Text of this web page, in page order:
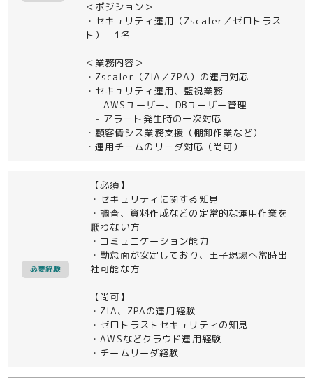
＜ポジション＞
・セキュリティ運用（Zscaler／ゼロトラス
ト） 1名
＜業務内容＞
・Zscaler（ZIA／ZPA）の運用対応
・セキュリティ運用、監視業務
- AWSユーザー、DBユーザー管理
- アラート発生時の一次対応
・顧客情シス業務支援（棚卸作業など）
・運用チームのリーダ対応（尚可）
必要経験
【必須】
・セキュリティに関する知見
・調査、資料作成などの定常的な運用作業を
厭わない方
・コミュニケーション能力
・勤怠面が安定しており、王子現場へ常時出
社可能な方
【尚可】
・ZIA、ZPAの運用経験
・ゼロトラストセキュリティの知見
・AWSなどクラウド運用経験
・チームリーダ経験